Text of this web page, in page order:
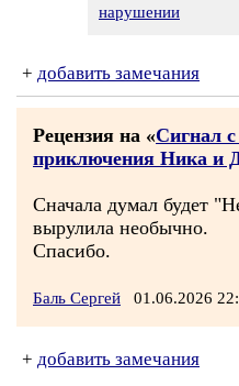
нарушении
+ добавить замечания
Рецензия на «Сигнал
приключения Ника и
Сначала думал будет
вырулила необычно.
Спасибо.
Баль Сергей 01.06.2026
+ добавить замечания